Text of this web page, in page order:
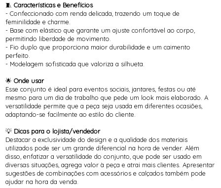
🧵Características e Benefícios
- Confeccionado com renda delicada, trazendo um toque de
feminilidade e charme.
- Base com elástico que garante um ajuste confortável ao corpo,
permitindo liberdade de movimento.
- Fio duplo que proporciona maior durabilidade e um caimento
perfeito.
- Modelagem sofisticada que valoriza a silhueta.
🌟Onde usar
Esse conjunto é ideal para eventos sociais, jantares, festas ou até
mesmo para um dia de trabalho que pede um look mais elaborado. A
versatilidade permite que a peça seja usada em diferentes ocasiões,
adaptando-se facilmente ao estilo do cliente.
💡 Dicas para o lojista/vendedor
Destacar a exclusividade do design e a qualidade dos materiais
utilizados pode ser um grande diferencial na hora de vender. Além
disso, enfatizar a versatilidade do conjunto, que pode ser usado em
diversas situações, agrega valor à peça e atrai mais clientes. Apresentar
sugestões de combinações com acessórios e calçados também pode
ajudar na hora da venda.